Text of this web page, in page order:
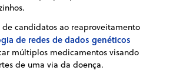
candidatos ao reaproveitamento
de redes de dados genéticos
múltiplos medicamentos visando
de uma via da doença.